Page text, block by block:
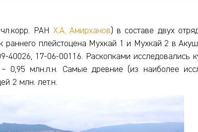
РАН Х.А. Амирханов) в составе двух
раннего плейстоцена Мухкай 1 и Мухкай 2 в
17-06-00116. Раскопками исследовались
0,95 млн.л.н. Самые древние (из наиболее
2 млн. лет.н.